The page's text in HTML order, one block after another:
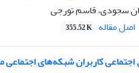
سجودی، قاسم تورجی
اصل مقاله 355.52 K
اجتماعی کاربران شبکه‌های